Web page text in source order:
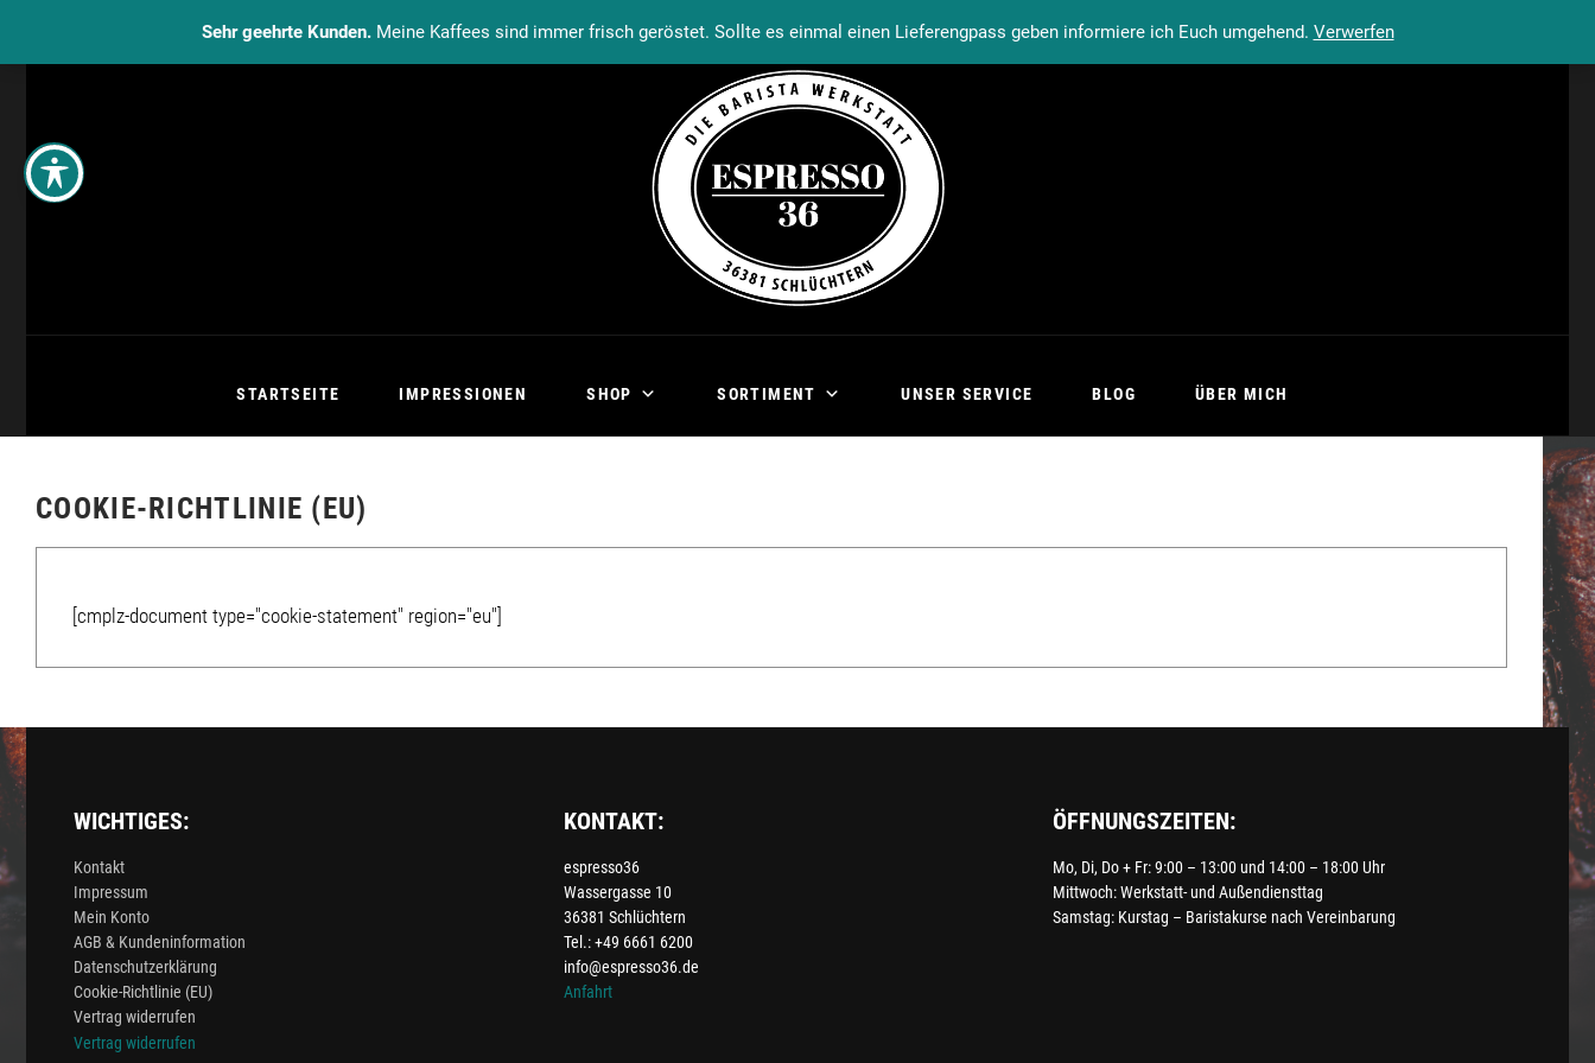
Sehr geehrte Kunden.Meine Kaffees sind immer frisch geröstet. Sollte es einmal einen Lieferengpass geben informiere ich Euch umgehend. Verwerfen
Warenkorb Kasse Mein Konto
STARTSEITE IMPRESSIONEN SHOP SORTIMENT UNSER SERVICE BLOG ÜBER MICH
COOKIE-RICHTLINIE (EU)
[cmplz-document type="cookie-statement" region="eu"]
WICHTIGES:
Kontakt
Impressum
Mein Konto
AGB & Kundeninformation
Datenschutzerklärung
Cookie-Richtlinie (EU)
Vertrag widerrufen
Vertrag widerrufen
KONTAKT:
espresso36
Wassergasse 10
36381 Schlüchtern
Tel.: +49 6661 6200
info@espresso36.de
Anfahrt
ÖFFNUNGSZEITEN:
Mo, Di, Do + Fr: 9:00 – 13:00 und 14:00 – 18:00 Uhr
Mittwoch: Werkstatt- und Außendiensttag
Samstag: Kurstag – Baristakurse nach Vereinbarung